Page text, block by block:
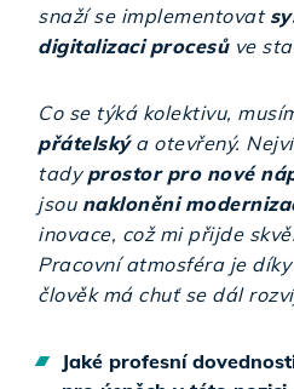
snaží se implementovat
digitalizaci procesůve
Co se týká kolektivu,
přátelskýa otevřený.
tady prostor pro nové
jsou nakloněni
inovace, což mi přijde
Pracovní atmosféra je
člověk má chuť se dál
Jaké profesní